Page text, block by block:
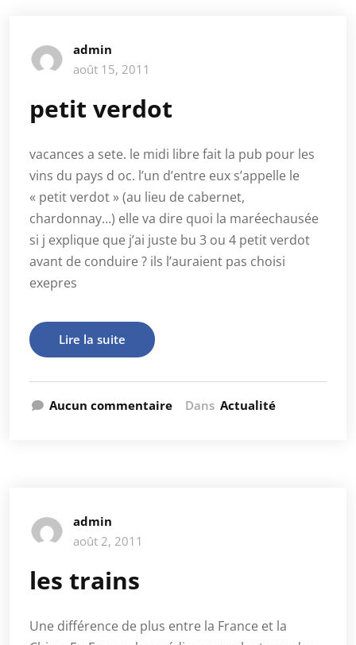
admin
août 15, 2011
petit verdot
vacances a sete. le midi libre fait la pub pour les
vins du pays d oc. l’un d’entre eux s’appelle le
« petit verdot » (au lieu de cabernet,
chardonnay…) elle va dire quoi la maréechausée
si j explique que j’ai juste bu 3 ou 4 petit verdot
avant de conduire ? ils l’auraient pas choisi
exepres
Lire la suite
Aucun commentaire Dans Actualité
admin
août 2, 2011
les trains
Une différence de plus entre la France et la